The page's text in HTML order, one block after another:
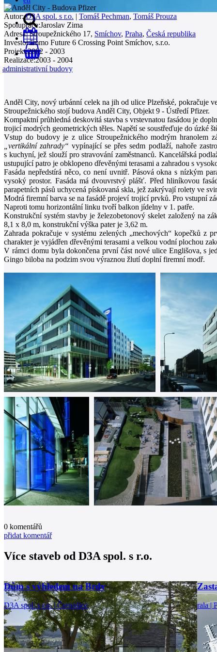
0
Autor: D3A spol. s r.o. | Tomáš Pechman, Tomáš Prouza
Spolupráce:Jaroslav Zima
Adresa:Stroupežnického 17, Smíchov, Praha, Česká republika
Investor:Immo Future 6 Crossing Point Smíchov, s.r.o.
Projekt:2002 - 2003
Realizace:2003 - 2004
administrativní budovy
Anděl City, nový urbánní celek na jih od ulice Plzeňské, pokračuje
Stroupežnického stojí budova Anděl City, Objekt 9 - Ústředí Pfizer.
Kompaktní průhledná deskovitá stavba s vrstevnatou fasádou je
trojicí modrých geometrických těles. Napětí se soustřeďuje do úzké
Vstup do budovy je z ulice Stroupežnického modrým hranolem
„vertikální zahrady“ vypínající se přes sedm podlaží, nahoře
s kuchyní, jež slouží pro stravování zaměstnanců. Kancelářská
ustupující patro je obklopeno dřevěnými terasami a zahradou s
Fasáda nepředstírá něco, co není uvnitř. Pásová okna s nízkým
vysoký prostor. Fasáda má dvouvrstvý plášť. Před hliníkovou
parapetních pásů uchycená pískovaná skla, jež zakrývají rolety ve
Modrá firemní barva se na fasádě projeví trojicí prvků. Pro vstupní
Naproti tomu horizontální linku tvoří balkon jídelny v 1. patře.
Konstrukční systém stavby je železobetonový skelet založený na
8,1 x 8,0 m, konstrukční výška pater je 3,62 m.
Zahrada pokračuje v systému zelených „mechových“ kopečků z
charakter je vyjádřen dřevěnými terasami a velkou vodní plochou
V rámci domu byla dokončena první část nové ulice Englišova, s
Gingo biloba na podzim svou výraznou žlutí doplní firemní modř.
0 komentářů
přidat komentář
Více staveb od D3A spol. s r.o.
Dům s výhledem na Brdy
D3A spol. s r.o. | Černošice rala |